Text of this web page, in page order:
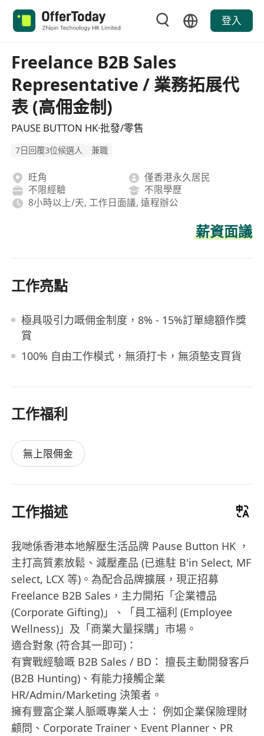
登入
Freelance B2B Sales
Representative / 業務拓展代
表 (高佣金制)
PAUSE BUTTON HK·批發/零售
7日回覆3位候選人 兼職
旺角
僅香港永久居民
不限經驗
不限學歷
8小時以上/天, 工作日面議, 遠程辦公
薪資面議
工作亮點
極具吸引力嘅佣金制度，8% - 15%訂單總額作獎
賞
100% 自由工作模式，無須打卡，無須墊支買貨
工作福利
無上限佣金
工作描述
我哋係香港本地解壓生活品牌 Pause Button HK ，
主打高質素放鬆、減壓產品 (已進駐 B'in Select, MF
select, LCX 等)。為配合品牌擴展，現正招募
Freelance B2B Sales，主力開拓「企業禮品
(Corporate Gifting)」、「員工福利 (Employee
Wellness)」及「商業大量採購」市場。
適合對象 (符合其一即可)：
有實戰經驗嘅 B2B Sales / BD： 擅長主動開發客戶
(B2B Hunting)、有能力接觸企業
HR/Admin/Marketing 決策者。
擁有豐富企業人脈嘅專業人士： 例如企業保險理財
顧問、Corporate Trainer、Event Planner、PR